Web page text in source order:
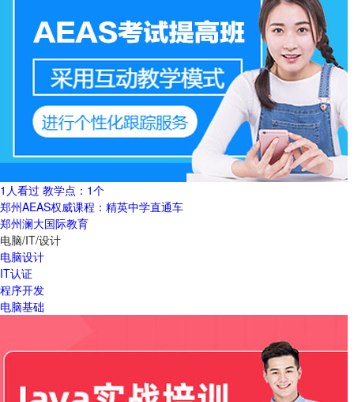
1人看过 教学点： 1个
郑州AEAS权威课程：精英中学直通车
郑州澜大国际教育
电脑/IT/设计
电脑设计
IT认证
程序开发
电脑基础